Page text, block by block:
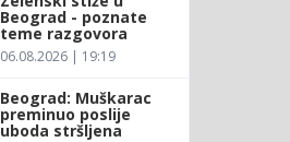
Beograd - poznate
teme razgovora
06.08.2026 | 19:19
Beograd: Muškarac
preminuo poslije
uboda stršljena